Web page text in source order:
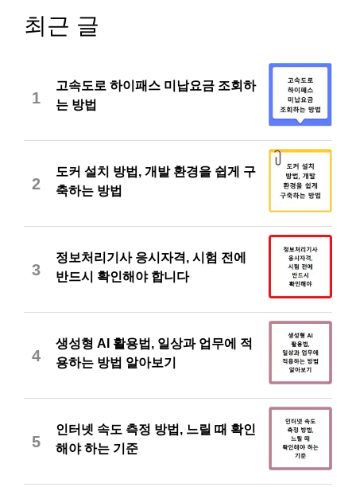
최근 글
1
고속도로 하이패스 미납요금 조회하
는 방법
2
도커 설치 방법, 개발 환경을 쉽게 구
축하는 방법
3
정보처리기사 응시자격, 시험 전에
반드시 확인해야 합니다
4
생성형 AI 활용법, 일상과 업무에 적
용하는 방법 알아보기
5
인터넷 속도 측정 방법, 느릴 때 확인
해야 하는 기준